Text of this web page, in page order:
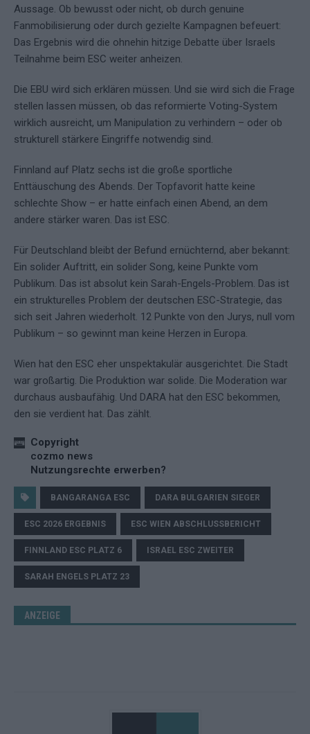
Aussage. Ob bewusst oder nicht, ob durch genuine
Fanmobilisierung oder durch gezielte Kampagnen befeuert:
Das Ergebnis wird die ohnehin hitzige Debatte über Israels
Teilnahme beim ESC weiter anheizen.
Die EBU wird sich erklären müssen. Und sie wird sich die Frage
stellen lassen müssen, ob das reformierte Voting-System
wirklich ausreicht, um Manipulation zu verhindern – oder ob
strukturell stärkere Eingriffe notwendig sind.
Finnland auf Platz sechs ist die große sportliche
Enttäuschung des Abends. Der Topfavorit hatte keine
schlechte Show – er hatte einfach einen Abend, an dem
andere stärker waren. Das ist ESC.
Für Deutschland bleibt der Befund ernüchternd, aber bekannt:
Ein solider Auftritt, ein solider Song, keine Punkte vom
Publikum. Das ist absolut kein Sarah-Engels-Problem. Das ist
ein strukturelles Problem der deutschen ESC-Strategie, das
sich seit Jahren wiederholt. 12 Punkte von den Jurys, null vom
Publikum – so gewinnt man keine Herzen in Europa.
Wien hat den ESC eher unspektakulär ausgerichtet. Die Stadt
war großartig. Die Produktion war solide. Die Moderation war
durchaus ausbaufähig. Und DARA hat den ESC bekommen,
den sie verdient hat. Das zählt.
Copyright
cozmo news
Nutzungsrechte erwerben?
BANGARANGA ESC DARA BULGARIEN SIEGER
ESC 2026 ERGEBNIS ESC WIEN ABSCHLUSSBERICHT
FINNLAND ESC PLATZ 6 ISRAEL ESC ZWEITER
SARAH ENGELS PLATZ 23
ANZEIGE